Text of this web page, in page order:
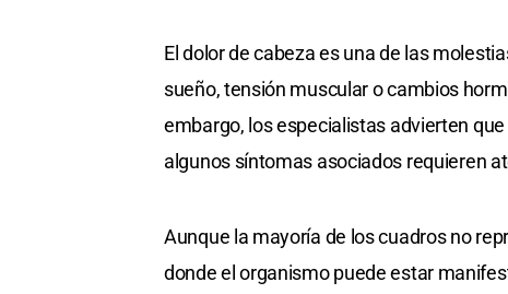
El dolor de cabeza es una de las
sueño, tensión muscular o cambios
embargo, los especialistas advierten
algunos síntomas asociados requieren
Aunque la mayoría de los cuadros no
donde el organismo puede estar